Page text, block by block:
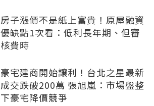
房子漲價不是紙上富貴！原屋融資
優缺點1次看：低利長年期、但審
核費時
豪宅建商開始讓利！台北之星最新
成交跌破200萬 張旭嵐：市場盤整
下豪宅降價競爭